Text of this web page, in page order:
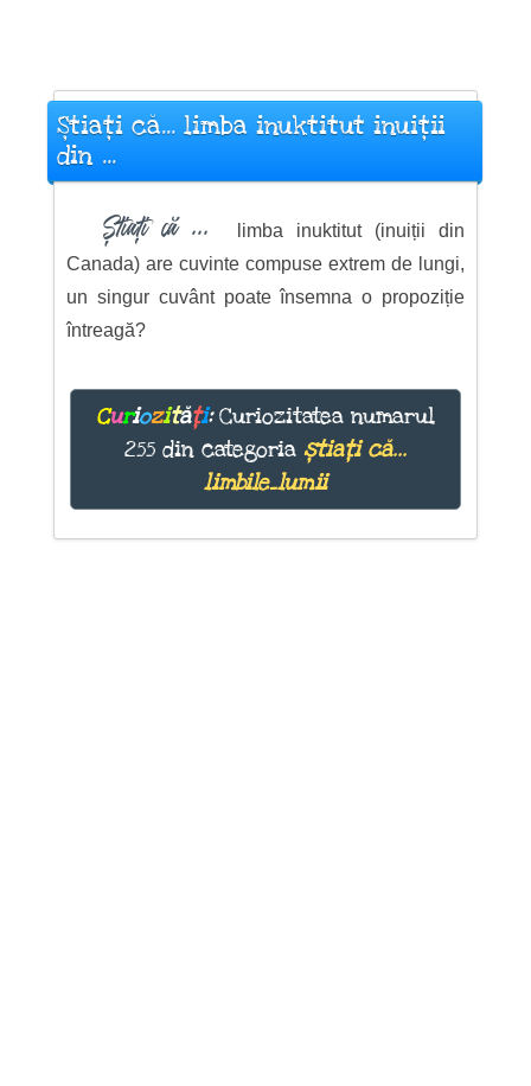
Știați că... limba inuktitut inuiții
din ...
Știați că ...
limba inuktitut (inuiții din
Canada) are cuvinte compuse extrem de lungi,
un singur cuvânt poate însemna o propoziție
întreagă?
Curiozități:Curiozitatea numarul
255 din categoria știați că...
limbile_lumii